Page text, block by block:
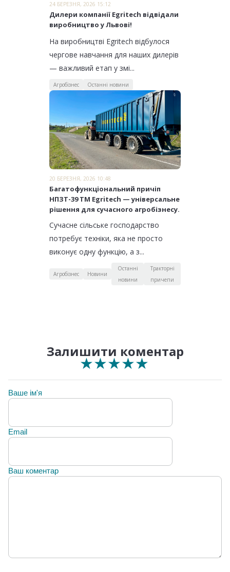
24 БЕРЕЗНЯ, 2026 15:12
Дилери компанії Egritech відвідали
виробництво у Львові!
На виробництві Egritech відбулося
чергове навчання для наших дилерів
— важливий етап у змі...
Агробізнес Останні новини
20 БЕРЕЗНЯ, 2026 10:48
Багатофункціональний причіп
НПЗТ-39 ТМ Egritech — універсальне
рішення для сучасного агробізнесу.
Сучасне сільське господарство
потребує техніки, яка не просто
виконує одну функцію, а з...
Агробізнес Новини
Останні
новини
Тракторні
причепи
Залишити коментар
★
★★
★★★
★★★★
★★★★★
Ваше ім'я
Email
Ваш коментар